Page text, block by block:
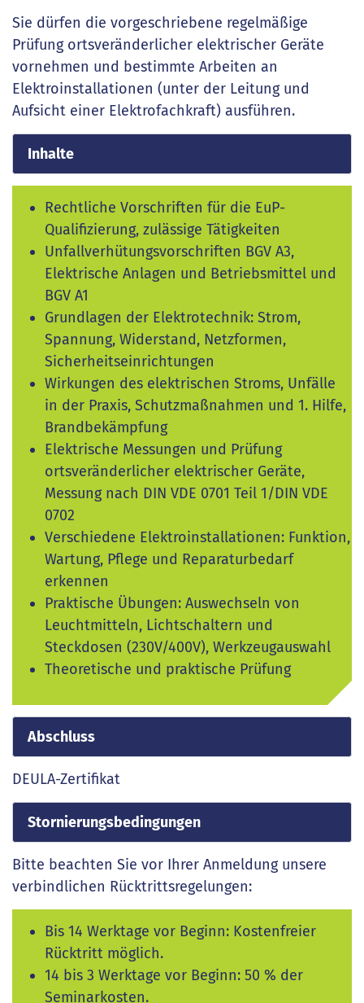
Sie dürfen die vorgeschriebene regelmäßige
Prüfung ortsveränderlicher elektrischer Geräte
vornehmen und bestimmte Arbeiten an
Elektroinstallationen (unter der Leitung und
Aufsicht einer Elektrofachkraft) ausführen.
Inhalte
Rechtliche Vorschriften für die EuP-
Qualifizierung, zulässige Tätigkeiten
Unfallverhütungsvorschriften BGV A3,
Elektrische Anlagen und Betriebsmittel und
BGV A1
Grundlagen der Elektrotechnik: Strom,
Spannung, Widerstand, Netzformen,
Sicherheitseinrichtungen
Wirkungen des elektrischen Stroms, Unfälle
in der Praxis, Schutzmaßnahmen und 1. Hilfe,
Brandbekämpfung
Elektrische Messungen und Prüfung
ortsveränderlicher elektrischer Geräte,
Messung nach DIN VDE 0701 Teil 1/DIN VDE
0702
Verschiedene Elektroinstallationen: Funktion,
Wartung, Pflege und Reparaturbedarf
erkennen
Praktische Übungen: Auswechseln von
Leuchtmitteln, Lichtschaltern und
Steckdosen (230V/400V), Werkzeugauswahl
Theoretische und praktische Prüfung
Abschluss
DEULA-Zertifikat
Stornierungsbedingungen
Bitte beachten Sie vor Ihrer Anmeldung unsere
verbindlichen Rücktrittsregelungen:
Bis 14 Werktage vor Beginn: Kostenfreier
Rücktritt möglich.
14 bis 3 Werktage vor Beginn: 50 % der
Seminarkosten.